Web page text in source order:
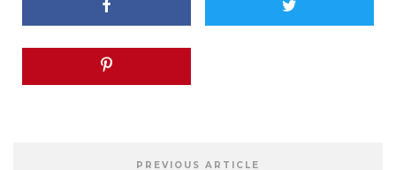
PREVIOUS ARTICLE